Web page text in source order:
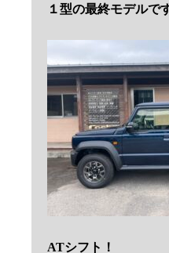
１型の最終モデルで
ATシフト！